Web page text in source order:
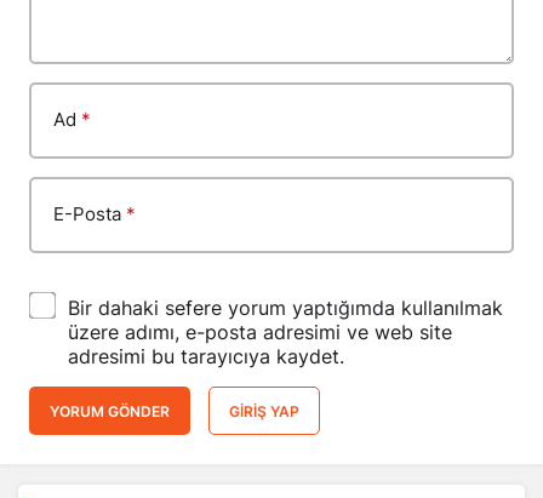
Ad *
E-Posta *
Bir dahaki sefere yorum yaptığımda kullanılmak
üzere adımı, e-posta adresimi ve web site
adresimi bu tarayıcıya kaydet.
YORUM GÖNDER GIRIŞ YAP